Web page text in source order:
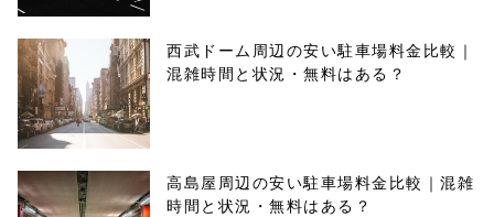
西武ドーム周辺の安い駐車場料金比較｜
混雑時間と状況・無料はある？
高島屋周辺の安い駐車場料金比較｜混雑
時間と状況・無料はある？